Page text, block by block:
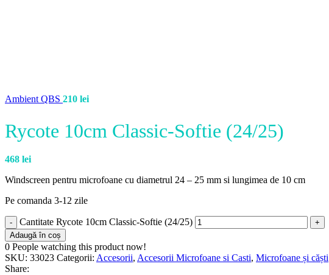
Ambient QBS 210 lei
Rycote 10cm Classic-Softie (24/25)
468 lei
Windscreen pentru microfoane cu diametrul 24 – 25 mm si lungimea de 10 cm
Pe comanda 3-12 zile
Cantitate Rycote 10cm Classic-Softie (24/25)
Adaugă în coș
0 People watching this product now!
SKU: 33023 Categorii: Accesorii, Accesorii Microfoane si Casti, Microfoane și căști
Share: